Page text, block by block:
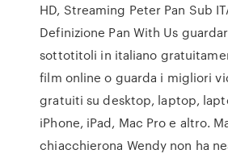
HD, Streaming Peter Pan Sub
Definizione Pan With Us
sottotitoli in italiano
film online o guarda i migliori
gratuiti su desktop, laptop,
iPhone, iPad, Mac Pro e altro.
chiacchierona Wendy non ha